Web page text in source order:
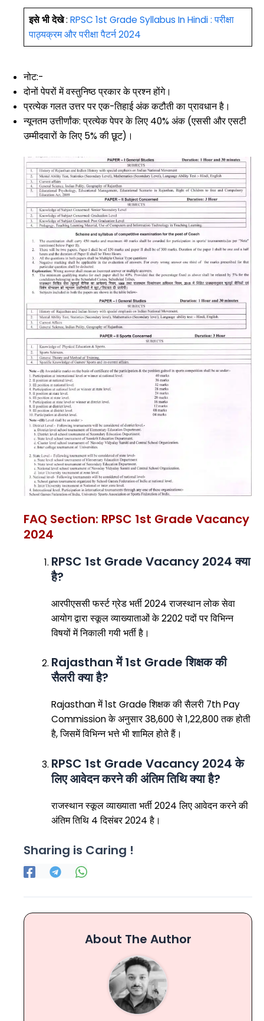
इसे भी देखे: RPSC 1st Grade Syllabus In Hindi : परीक्षा
पाठ्यक्रम और परीक्षा पैटर्न 2024
नोट:-
दोनों पेपरों में वस्तुनिष्ठ प्रकार के प्रश्न होंगे।
प्रत्येक गलत उत्तर पर एक-तिहाई अंक कटौती का प्रावधान है।
न्यूनतम उत्तीर्णांक: प्रत्येक पेपर के लिए 40% अंक (एससी और एसटी
उम्मीदवारों के लिए 5% की छूट)।
FAQ Section: RPSC 1st Grade Vacancy
2024
RPSC 1st Grade Vacancy 2024 क्या
है?
आरपीएससी फर्स्ट ग्रेड भर्ती 2024 राजस्थान लोक सेवा
आयोग द्वारा स्कूल व्याख्याताओं के 2202 पदों पर विभिन्न
विषयों में निकाली गयी भर्ती है।
Rajasthan में 1st Grade शिक्षक की
सैलरी क्या है?
Rajasthan में 1st Grade शिक्षक की सैलरी 7th Pay
Commission के अनुसार ₹38,600 से ₹1,22,800 तक होती
है, जिसमें विभिन्न भत्ते भी शामिल होते हैं।
RPSC 1st Grade Vacancy 2024 के
लिए आवेदन करने की अंतिम तिथि क्या है?
राजस्थान स्कूल व्याख्याता भर्ती 2024 लिए आवेदन करने की
अंतिम तिथि 4 दिसंबर 2024 है।
Sharing is Caring !
About The Author